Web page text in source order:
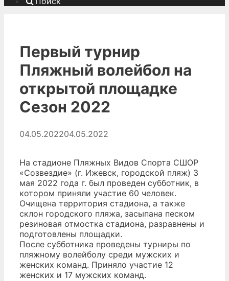
Первый турнир
Пляжный волейбол на
открытой площадке
Сезон 2022
04.05.202204.05.2022
На стадионе Пляжных Видов Спорта СШОР
«Созвездие» (г. Ижевск, городской пляж) 3
мая 2022 года г. был проведен субботник, в
котором приняли участие 60 человек.
Очищена территория стадиона, а также
склон городского пляжа, засыпана песком
резиновая отмостка стадиона, разравнены и
подготовлены площадки.
После субботника проведены турниры по
пляжному волейболу среди мужских и
женских команд. Приняло участие 12
женских и 17 мужских команд.